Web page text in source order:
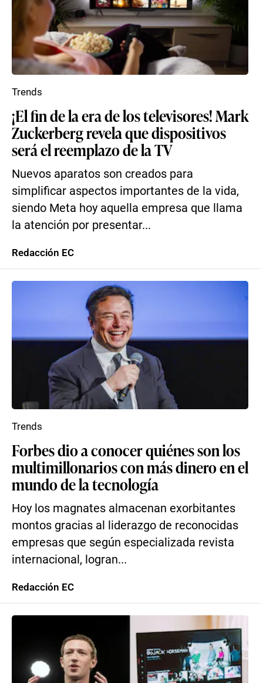
¡El fin de la era de los televisores! Mark
Zuckerberg revela que dispositivos
será el reemplazo de la TV
Nuevos aparatos son creados para
simplificar aspectos importantes de la vida,
siendo Meta hoy aquella empresa que llama
la atención por presentar...
Trends
Redacción EC
Forbes dio a conocer quiénes son los
multimillonarios con más dinero en el
mundo de la tecnología
Hoy los magnates almacenan exorbitantes
montos gracias al liderazgo de reconocidas
empresas que según especializada revista
internacional, logran...
Trends
Redacción EC